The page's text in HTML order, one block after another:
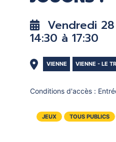
JOUER EN
ORDINATEUR
POUR LES PROS
DOCUMENTS
PROLONGER -
EN CAS DE RETARD
MON COMPTE
Vendredi
14:30 à 17:30
VIENNE VIENNE - LE
Conditions d'accès :
JEUX TOUS PUBLICS